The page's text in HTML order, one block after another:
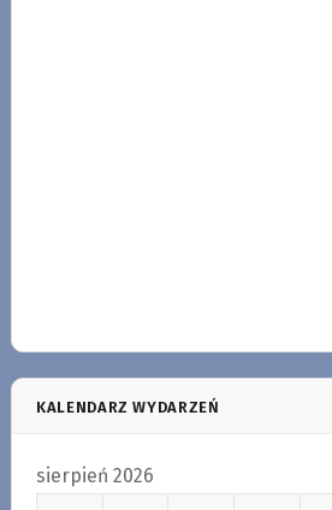
KALENDARZ WYDARZEŃ
sierpień 2026